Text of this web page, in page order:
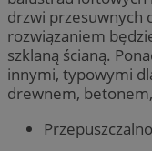
drzwi przesuwnych
rozwiązaniem
szklaną ścianą.
innymi, typowymi
drewnem, betonem,